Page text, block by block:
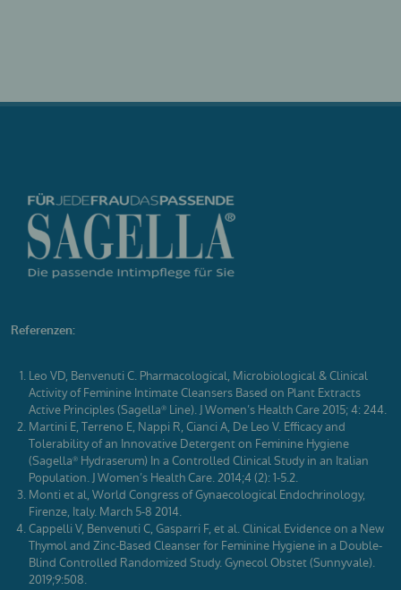
Referenzen:
Leo VD, Benvenuti C. Pharmacological, Microbiological & Clinical
Activity of Feminine Intimate Cleansers Based on Plant Extracts
Active Principles (Sagella® Line). J Women’s Health Care 2015; 4: 244.
Martini E, Terreno E, Nappi R, Cianci A, De Leo V. Efficacy and
Tolerability of an Innovative Detergent on Feminine Hygiene
(Sagella® Hydraserum) In a Controlled Clinical Study in an Italian
Population. J Women’s Health Care. 2014;4 (2): 1-5.2.
Monti et al, World Congress of Gynaecological Endochrinology,
Firenze, Italy. March 5-8 2014.
Cappelli V, Benvenuti C, Gasparri F, et al. Clinical Evidence on a New
Thymol and Zinc-Based Cleanser for Feminine Hygiene in a Double-
Blind Controlled Randomized Study. Gynecol Obstet (Sunnyvale).
2019;9:508.